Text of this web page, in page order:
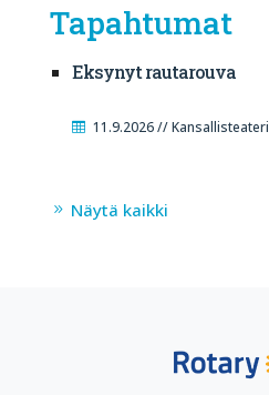
Tapahtumat
Eksynyt rautarouva
11.9.2026 // Kansallisteateri
Näytä kaikki